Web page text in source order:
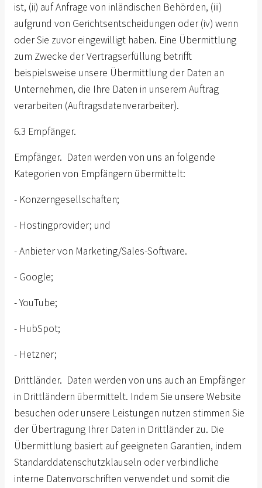
ist, (ii) auf Anfrage von inländischen Behörden, (iii)
aufgrund von Gerichtsentscheidungen oder (iv) wenn
oder Sie zuvor eingewilligt haben. Eine Übermittlung
zum Zwecke der Vertragserfüllung betrifft
beispielsweise unsere Übermittlung der Daten an
Unternehmen, die Ihre Daten in unserem Auftrag
verarbeiten (Auftragsdatenverarbeiter).
6.3 Empfänger.
Empfänger. Daten werden von uns an folgende
Kategorien von Empfängern übermittelt:
- Konzerngesellschaften;
- Hostingprovider; und
- Anbieter von Marketing/Sales-Software.
- Google;
- YouTube;
- HubSpot;
- Hetzner;
Drittländer. Daten werden von uns auch an Empfänger
in Drittländern übermittelt. Indem Sie unsere Website
besuchen oder unsere Leistungen nutzen stimmen Sie
der Übertragung Ihrer Daten in Drittländer zu. Die
Übermittlung basiert auf geeigneten Garantien, indem
Standarddatenschutzklauseln oder verbindliche
interne Datenvorschriften verwendet und somit die